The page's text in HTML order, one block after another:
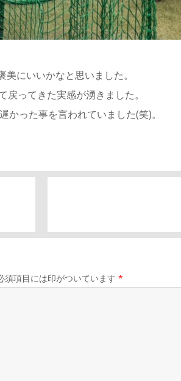
にいいかなと思いました。
ってきた実感が湧きました。
った事を言われていました(笑)。
須項目には印がついています *